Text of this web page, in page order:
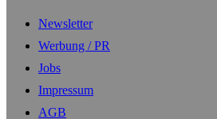
Newsletter
Werbung / PR
Jobs
Impressum
AGB